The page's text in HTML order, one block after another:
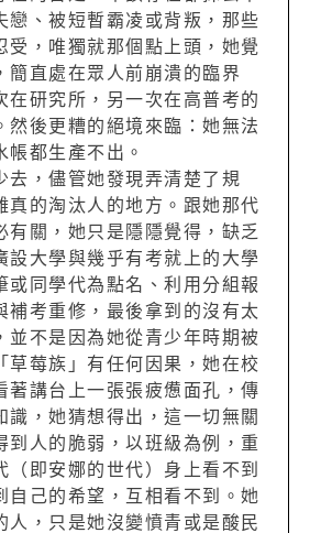
戀、被短暫霸凌或背叛，那些
受，唯獨就那個點上頭，她覺
簡直處在眾人前崩潰的臨界
在研究所，另一次在高普考的
然後更糟的絕境來臨：她無法
帳都生產不出。
去，儘管她發現弄清楚了規
真的淘汰人的地方。跟她那代
有關，她只是隱隱覺得，缺乏
設大學與幾乎有考就上的大學
或同學代為點名、利用分組報
補考重修，最後拿到的沒有太
並不是因為她從青少年時期被
草莓族」有任何因果，她在校
著講台上一張張疲憊面孔，傳
識，她猜想得出，這一切無關
到人的脆弱，以班級為例，重
（即安娜的世代）身上看不到
自己的希望，互相看不到。她
人，只是她沒變憤青或是酸民